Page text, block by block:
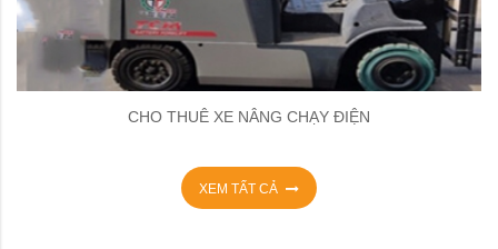
CHO THUÊ XE NÂNG CHẠY ĐIỆN
XEM TẤT CẢ